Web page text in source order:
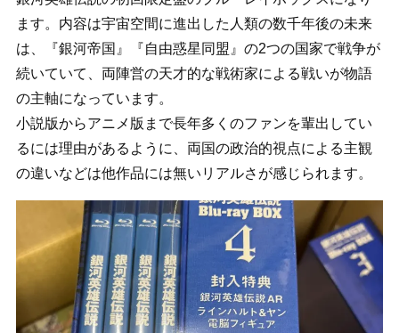
ます。内容は宇宙空間に進出した人類の数千年後の未来
は、『銀河帝国』『自由惑星同盟』の2つの国家で戦争が
続いていて、両陣営の天才的な戦術家による戦いが物語
の主軸になっています。
小説版からアニメ版まで長年多くのファンを輩出してい
るには理由があるように、両国の政治的視点による主観
の違いなどは他作品には無いリアルさが感じられます。